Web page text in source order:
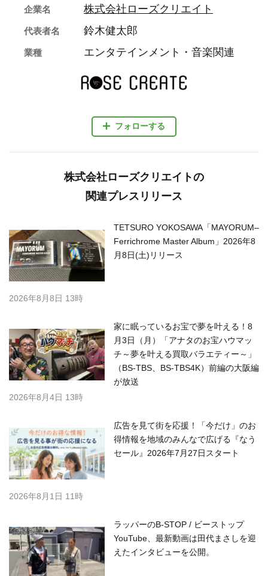
フォローする
企業名 株式会社ローズクリエイト
代表者名 鈴木健太郎
業種 エンタテインメント・音楽関連
株式会社ローズクリエイトの
関連プレスリリース
TETSURO YOKOSAWA「MAYORUM–
Ferrichrome Master Album」2026年8
月8日(土)リリース
2026年8月8日 13時
家に眠っているお宝で夢を叶える！8
月3日（月）「アナタのお宝ハウマッ
チ～夢を叶える買取バラエティー～」
（BS-TBS、BS-TBS4K）前編の大阪編
が放送
2026年8月4日 13時
広告を見て街を応援！「今だけ」のお
得情報を地域のみんなで広げる『なう
セール』2026年7月27日スタート
2026年8月1日 11時
ラッパーのB-STOP / ビーストップ
YouTube、最新動画は田代まさしを迎
えたインタビューを公開。